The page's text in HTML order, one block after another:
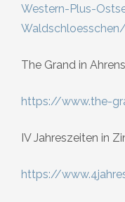
Western-Plus-
The Grand in
https://www.the-
IV Jahreszeiten in
https://